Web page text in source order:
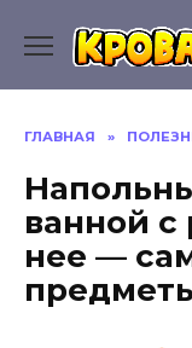
содержанию
ГЛАВНАЯ »
ванной с
нее —